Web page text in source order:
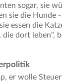
sogar, sie
sie die Hunde
essen die
die dort leben",
er wolle